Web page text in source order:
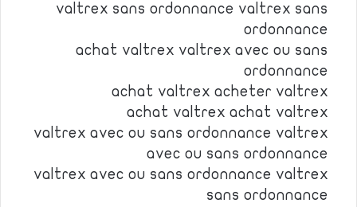
valtrex sans ordonnance valtrex sans
ordonnance
achat valtrex valtrex avec ou sans
ordonnance
achat valtrex acheter valtrex
achat valtrex achat valtrex
valtrex avec ou sans ordonnance valtrex
avec ou sans ordonnance
valtrex avec ou sans ordonnance valtrex
sans ordonnance